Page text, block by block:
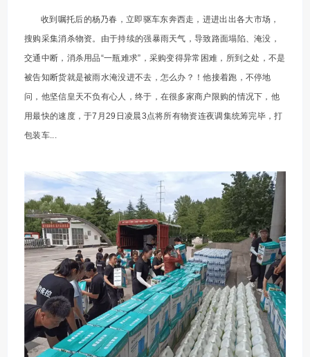
收到嘱托后的杨乃春，立即驱车东奔西走，进进出出各大市场，
搜购采集消杀物资。由于持续的强暴雨天气，导致路面塌陷、淹没，
交通中断，消杀用品“一瓶难求”，采购变得异常困难，所到之处，不是
被告知断货就是被雨水淹没进不去，怎么办？！他接着跑，不停地
问，他坚信皇天不负有心人，终于，在很多家商户限购的情况下，他
用最快的速度，于7月29日凌晨3点将所有物资连夜调集统筹完毕，打
包装车...